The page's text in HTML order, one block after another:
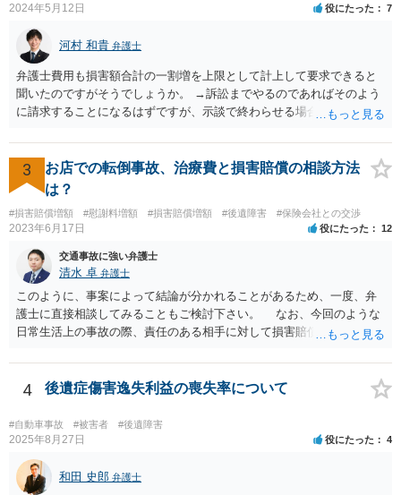
2024年5月12日 役にたった 7
河村 和貴 弁護士
弁護士費用も損害額合計の一割増を上限として計上して要求できると
聞いたのですがそうでしょうか。 →訴訟までやるのであればそのよう
に請求することになるはずですが、示談で終わらせる場合には、そこ
ならほとんど充足できるか多くが返ってくるイメージなので頼むのも
いいかなと思うのですが。 →LAC基準でもそうかもしれませんし、交
通事故事案ではより定額の費用としている法律事務所も多いように思
います。費用面も含めて、弁護士さんを検討してみるとよいかもしれ
ませんね。 かなり具体的な話も多くなっているので、法律事務所に問
い合わせてみるとよいと思います。
3
お店での転倒事故、治療費と損害賠償の相談方法
は？
#損害賠償増額 #慰謝料増額 #損害賠償増額 #後遺障害 #保険会社との交渉
2023年6月17日 役にたった 12
交通事故に強い弁護士
清水 卓 弁護士
このように、事案によって結論が分かれることがあるため、一度、弁
護士に直接相談してみることもご検討下さい。 なお、今回のような
日常生活上の事故の際、責任のある相手に対して損害賠償請求する際
す（ご自宅の火災保険や自動車の任意保険等を確認してみて下さい。
加入したつもりがなくても、確認してみたら付いていたということが
4 後遺症傷害逸失利益の喪失率について
#自動車事故 #被害者 #後遺障害
2025年8月27日 役にたった 4
和田 史郎 弁護士